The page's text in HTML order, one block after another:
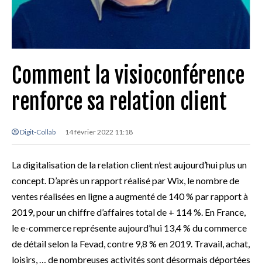
Comment la visioconférence
renforce sa relation client
Digit-Collab 14 février 2022 11:18
La digitalisation de la relation client n’est aujourd’hui plus un
concept. D’après un rapport réalisé par Wix, le nombre de
ventes réalisées en ligne a augmenté de 140 % par rapport à
2019, pour un chiffre d’affaires total de + 114 %. En France,
le e-commerce représente aujourd’hui 13,4 % du commerce
de détail selon la Fevad, contre 9,8 % en 2019. Travail, achat,
loisirs, … de nombreuses activités sont désormais déportées